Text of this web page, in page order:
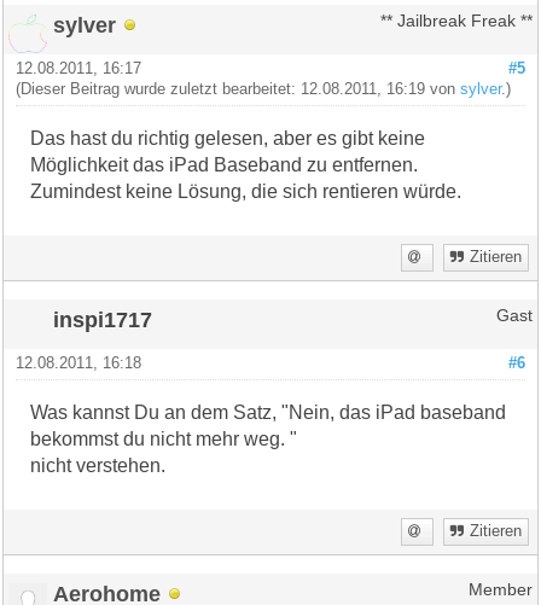
sylver ** Jailbreak Freak **
#5
12.08.2011, 16:17
(Dieser Beitrag wurde zuletzt bearbeitet: 12.08.2011, 16:19 vonsylver.)
Das hast du richtig gelesen, aber es gibt keine
Möglichkeit das iPad Baseband zu entfernen.
Zumindest keine Lösung, die sich rentieren würde.
Zitieren
inspi1717 Gast
#6
12.08.2011, 16:18
Was kannst Du an dem Satz, "Nein, das iPad baseband
bekommst du nicht mehr weg. "
nicht verstehen.
Zitieren
Aerohome Member